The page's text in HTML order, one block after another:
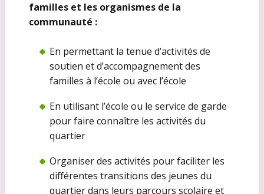
familles et les organismes de la
communauté :
En permettant la tenue d’activités de
soutien et d’accompagnement des
familles à l’école ou avec l’école
En utilisant l’école ou le service de garde
pour faire connaître les activités du
quartier
Organiser des activités pour faciliter les
différentes transitions des jeunes du
quartier dans leurs parcours scolaire et